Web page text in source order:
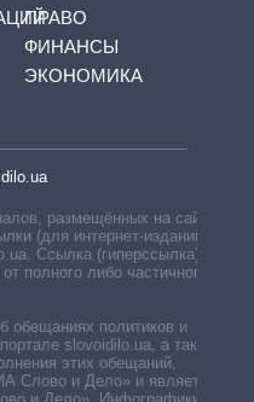
ПРАВО
ФИНАНСЫ
ЭКОНОМИКА
размещённых на сайте,
(для интернет-изданий —
Ссылка (гиперссылка)
полного либо частичного
обещаниях политиков и
slovoidilo.ua, а также
этих обещаний,
Слово и Дело» и является